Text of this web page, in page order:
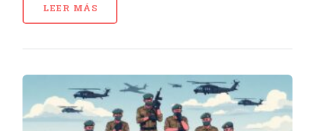
LEER MÁS